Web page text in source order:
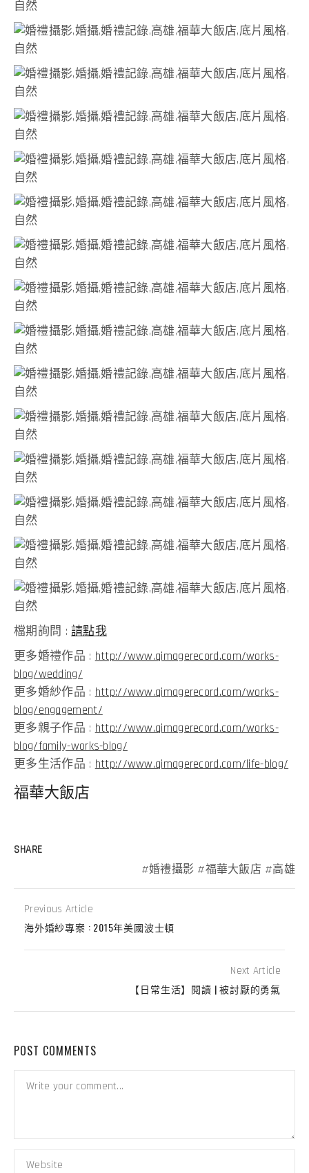
檔期詢問 :請點我
更多婚禮作品 : http://www.qimagerecord.com/works-
blog/wedding/
更多婚紗作品 : http://www.qimagerecord.com/works-
blog/engagement/
更多親子作品 : http://www.qimagerecord.com/works-
blog/family-works-blog/
更多生活作品 : http://www.qimagerecord.com/life-blog/
福華大飯店
SHARE
婚禮攝影 福華大飯店 高雄
Previous Article
海外婚紗專案 : 2015年美國波士頓
Next Article
【日常生活】閱讀 | 被討厭的勇氣
POST COMMENTS